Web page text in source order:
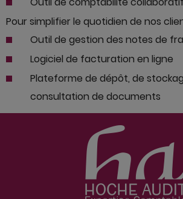
Pour simplifier le quotidien de nos
Outil de gestion des notes de
Logiciel de facturation en ligne
Plateforme de dépôt, de
consultation de documents